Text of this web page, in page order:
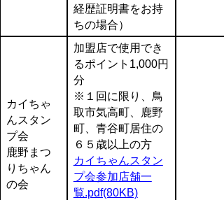
経歴証明書をお持
ちの場合）
カイちゃ
んスタン
プ会
鹿野まつ
りちゃん
の会
加盟店で使用でき
るポイント1,000円
分
※１回に限り、鳥
取市気高町、鹿野
町、青谷町居住の
６５歳以上の方
カイちゃんスタン
プ会参加店舗一
覧.pdf(80KB)